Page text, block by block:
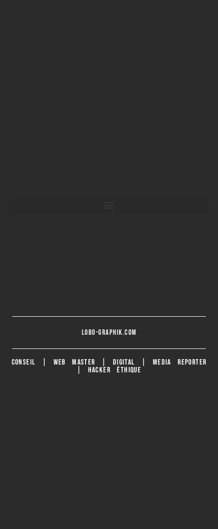
lobo-graphik.com
CONSEIL | WEB MASTER | DIGITAL | MEDIA REPORTER
| HACKER ÉTHIQUE